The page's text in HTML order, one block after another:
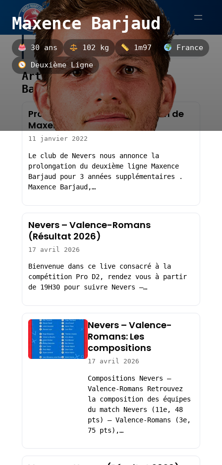
Aller
contenu
Maxence Barjaud
30 ans 102 kg 1m97
France
Deuxième Ligne
Maxence Barjaud est un deuxième ligne
français.
Articles sur Maxence
Barjaud
Pro D2 ( Nevers ) : Prolongation de
Maxence Barjaud
11 janvier 2022
Le club de Nevers nous annonce la
prolongation du deuxième ligne Maxence
Barjaud pour 3 années supplémentaires .
Maxence Barjaud,…
Nevers – Valence-Romans
(Résultat 2026)
17 avril 2026
Bienvenue dans ce live consacré à la
compétition Pro D2, rendez vous à partir
de 19H30 pour suivre Nevers –…
Nevers – Valence-
Romans: Les
compositions
17 avril 2026
Compositions Nevers –
Valence-Romans Retrouvez
la composition des équipes
du match Nevers (11e, 48
pts) – Valence-Romans (3e,
75 pts),…